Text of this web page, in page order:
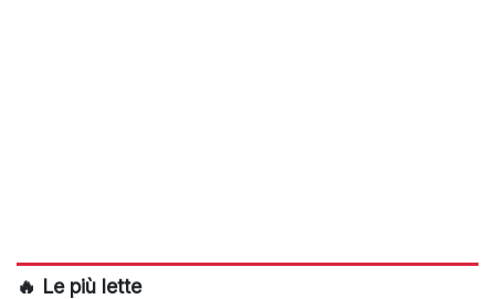
🔥 Le più lette